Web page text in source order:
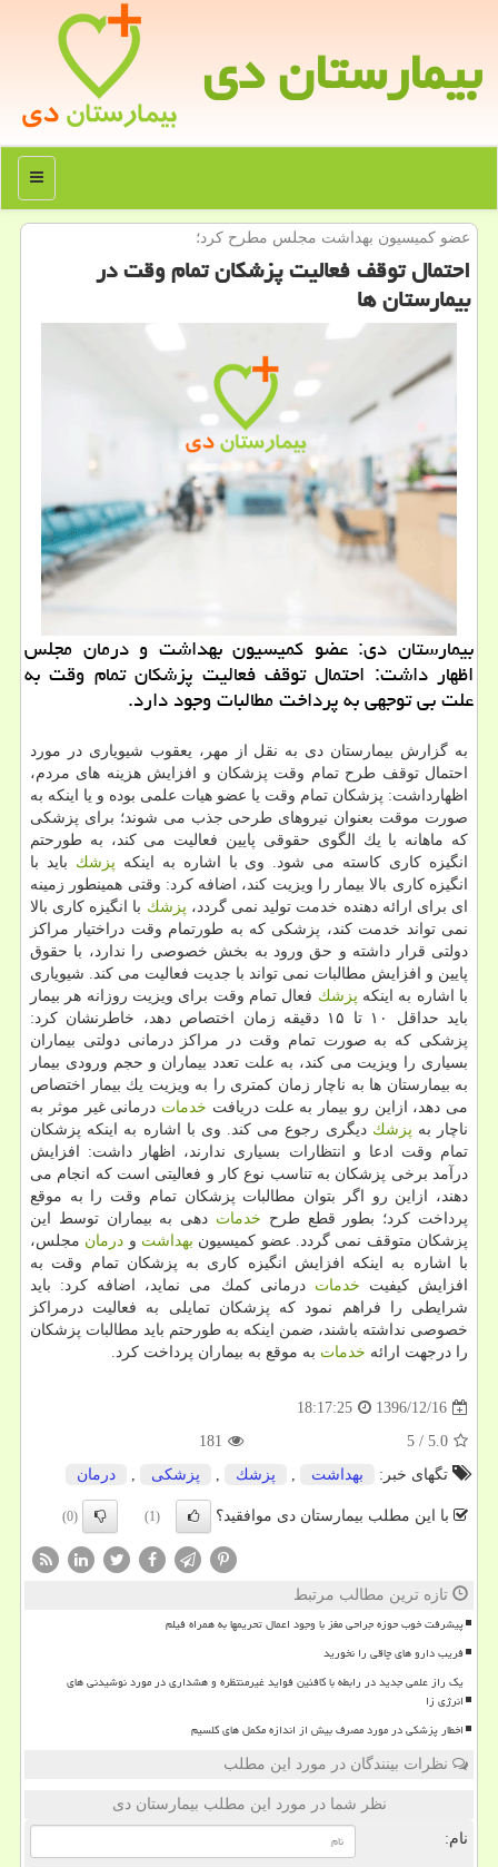
بیمارستان دی
منو
عضو كمیسیون بهداشت مجلس مطرح كرد؛
احتمال توقف فعالیت پزشكان تمام وقت در
بیمارستان ها
بیمارستان دی: عضو كمیسیون بهداشت و درمان مجلس
اظهار داشت: احتمال توقف فعالیت پزشكان تمام وقت به
علت بی توجهی به پرداخت مطالبات وجود دارد.
به گزارش بیمارستان دی به نقل از مهر، یعقوب شیویاری در مورد
احتمال توقف طرح تمام وقت پزشكان و افزایش هزینه های مردم،
اظهارداشت: پزشكان تمام وقت یا عضو هیات علمی بوده و یا اینكه به
صورت موقت بعنوان نیروهای طرحی جذب می شوند؛ برای پزشكی
كه ماهانه با یك الگوی حقوقی پایین فعالیت می كند، به طورحتم
انگیزه كاری كاسته می شود. وی با اشاره به اینكه پزشك باید با
انگیزه كاری بالا بیمار را ویزیت كند، اضافه كرد: وقتی همینطور زمینه
ای برای ارائه دهنده خدمت تولید نمی گردد، پزشك با انگیزه كاری بالا
نمی تواند خدمت كند، پزشكی كه به طورتمام وقت دراختیار مراكز
دولتی قرار داشته و حق ورود به بخش خصوصی را ندارد، با حقوق
پایین و افزایش مطالبات نمی تواند با جدیت فعالیت می كند. شیویاری
با اشاره به اینكه پزشك فعال تمام وقت برای ویزیت روزانه هر بیمار
باید حداقل ۱۰ تا ۱۵ دقیقه زمان اختصاص دهد، خاطرنشان كرد:
پزشكی كه به صورت تمام وقت در مراكز درمانی دولتی بیماران
بسیاری را ویزیت می كند، به علت تعدد بیماران و حجم ورودی بیمار
به بیمارستان ها به ناچار زمان كمتری را به ویزیت یك بیمار اختصاص
می دهد، ازاین رو بیمار به علت دریافت خدمات درمانی غیر موثر به
ناچار به پزشك دیگری رجوع می كند. وی با اشاره به اینكه پزشكان
تمام وقت ادعا و انتظارات بسیاری ندارند، اظهار داشت: افزایش
درآمد برخی پزشكان به تناسب نوع كار و فعالیتی است كه انجام می
دهند، ازاین رو اگر بتوان مطالبات پزشكان تمام وقت را به موقع
پرداخت كرد؛ بطور قطع طرح خدمات دهی به بیماران توسط این
پزشكان متوقف نمی گردد. عضو كمیسیون بهداشت و درمان مجلس،
با اشاره به اینكه افزایش انگیزه كاری به پزشكان تمام وقت به
افزایش كیفیت خدمات درمانی كمك می نماید، اضافه كرد: باید
شرایطی را فراهم نمود كه پزشكان تمایلی به فعالیت درمراكز
خصوصی نداشته باشند، ضمن اینكه به طورحتم باید مطالبات پزشكان
را درجهت ارائه خدمات به موقع به بیماران پرداخت كرد.
1396/12/16
18:17:25
5.0
/
5
181
تگهای خبر:
بهداشت , پزشك , پزشكی , درمان
با این مطلب بیمارستان دی موافقید؟ (1)
(0)
تازه ترین مطالب مرتبط
پیشرفت خوب حوزه جراحی مغز با وجود اعمال تحریمها به همراه فیلم
فریب دارو های چاقی را نخورید
یک راز علمی جدید در رابطه با کافئین فواید غیرمنتظره و هشداری در مورد نوشیدنی های
انرژی زا
اخطار پزشکی در مورد مصرف بیش از اندازه مکمل های کلسیم
نظرات بینندگان در مورد این مطلب
نظر شما در مورد این مطلب بیمارستان دی
نام: